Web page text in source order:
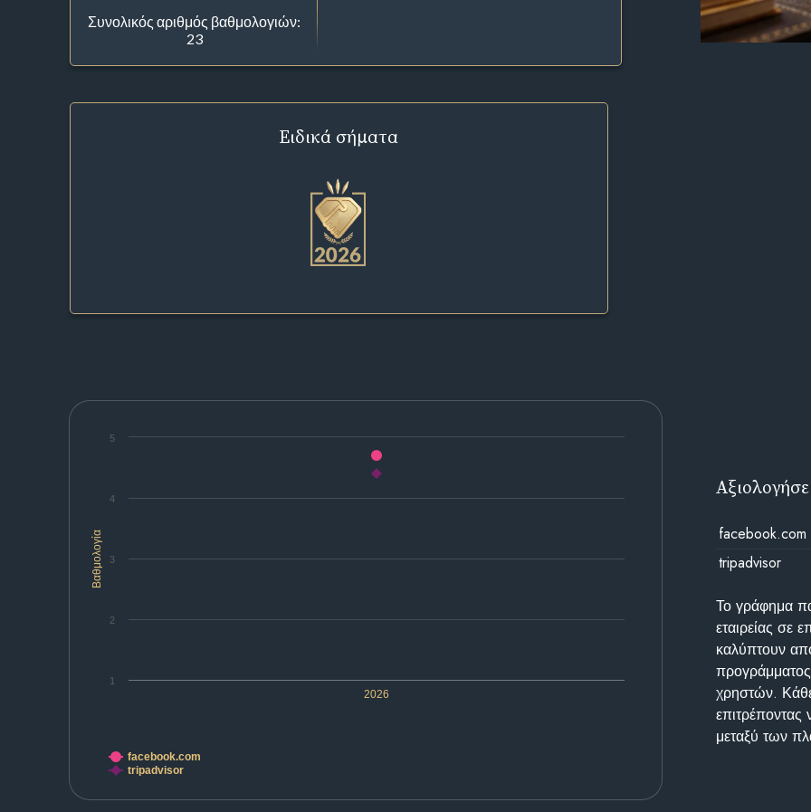
Συνολικός αριθμός βαθμολογιών:
23
Ειδικά σήματα
Βαθμολογία
2026
1
2
3
4
5
facebook.com
tripadvisor
facebook.com
tripadvisor
Το γράφημα
εταιρείας σε
καλύπτουν
προγράμματος
χρηστών. Κάθε
μεταξύ των